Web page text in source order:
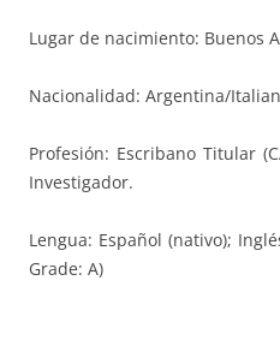
Lugar de nacimiento: Buenos
Nacionalidad: Argentina/
Profesión: Escribano Titular
Investigador.
Lengua: Español (nativo);
Grade: A)